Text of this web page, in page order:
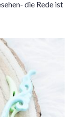
die Rede ist